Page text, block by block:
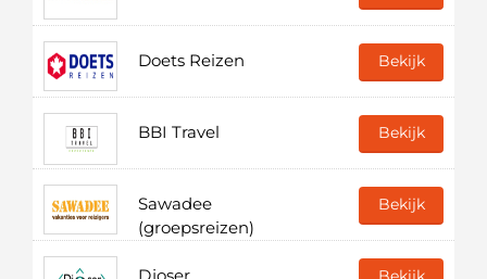
Doets Reizen Bekijk
BBI Travel Bekijk
Sawadee
(groepsreizen)
Bekijk